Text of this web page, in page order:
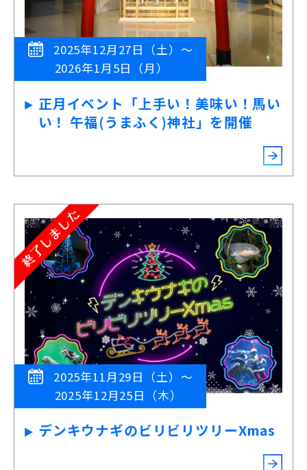
2025年12月27日（土）～
2026年1月5日（月）
正月イベント「上手い！美味い！馬い
い！ 午福(うまふく)神社」を開催
2025年11月29日（土）～
2025年12月25日（木）
デンキウナギのビリビリツリーXmas